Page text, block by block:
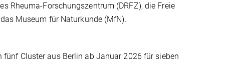
Rheuma-Forschungszentrum (DRFZ), die Freie
Museum für Naturkunde (MfN).
fünf Cluster aus Berlin ab Januar 2026 für sieben